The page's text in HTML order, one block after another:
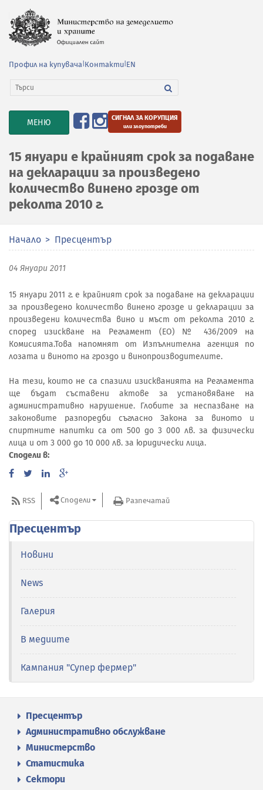
Профил на купувача Контакти EN
TOGGLE
NAVIGATION
МЕНЮ СИГНАЛ ЗА КОРУПЦИЯ
или злоупотреби
15 януари е крайният срок за подаване
на декларации за произведено
количество винено грозде от
реколта 2010 г.
Начало Пресцентър
04 Януари 2011
15 януари 2011 г. е крайният срок за подаване на декларации
за произведено количество винено грозде и декларации за
произведени количества вино и мъст от реколта 2010 г.
според изискване на Регламент (ЕО) № 436/2009 на
Комисията.Това напомнят от Изпълнителна агенция по
лозата и виното на гроздо и винопроизводителите.
На тези, които не са спазили изискванията на Регламента
ще бъдат съставени актове за установяване на
административно нарушение. Глобите за неспазване на
законовите разпоредби съгласно Закона за виното и
спиртните напитки са от 500 до 3 000 лв. за физически
лица и от 3 000 до 10 000 лв. за юридически лица.
Сподели в:
RSS Сподели Разпечатай
Пресцентър
Новини
News
Галерия
В медиите
Кампания "Супер фермер"
Пресцентър
Административно обслужване
Министерство
Статистика
Сектори